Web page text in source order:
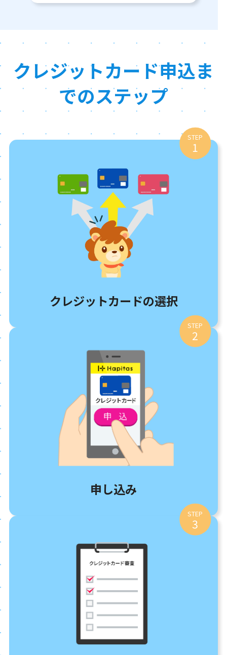
クレジットカード申込ま
でのステップ
STEP
1
クレジットカードの選択
STEP
2
申し込み
STEP
3